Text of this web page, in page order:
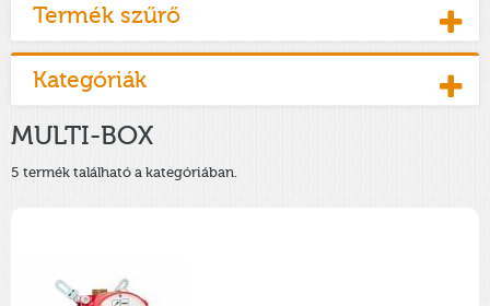
Termék szűrő
Kategóriák
MULTI-BOX
5 termék található a kategóriában.